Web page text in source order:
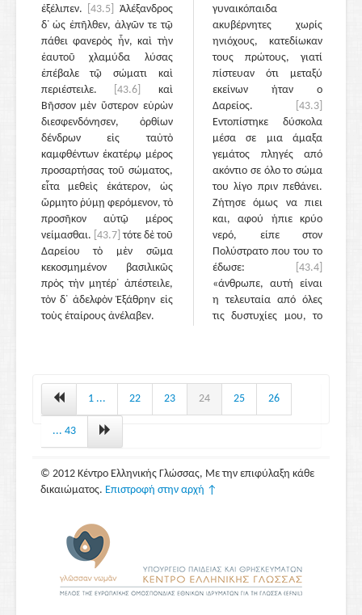
ἐξέλιπεν.
[43.5]
Ἀλέξανδρος
δ᾽ ὡς ἐπῆλθεν, ἀλγῶν τε τῷ
πάθει φανερὸς ἦν, καὶ τὴν
ἑαυτοῦ χλαμύδα λύσας
ἐπέβαλε τῷ σώματι καὶ
περιέστειλε.
[43.6]
καὶ
Βῆσσον μὲν ὕστερον εὑρὼν
διεσφενδόνησεν, ὀρθίων
δένδρων εἰς ταὐτὸ
καμφθέντων ἑκατέρῳ μέρος
προσαρτήσας τοῦ σώματος,
εἶτα μεθεὶς ἑκάτερον, ὡς
ὥρμητο ῥύμῃ φερόμενον, τὸ
προσῆκον αὐτῷ μέρος
νείμασθαι. [43.7] τότε δὲ τοῦ
Δαρείου τὸ μὲν σῶμα
κεκοσμημένον βασιλικῶς
πρὸς τὴν μητέρ᾽ ἀπέστειλε,
τὸν δ᾽ ἀδελφὸν Ἐξάθρην εἰς
τοὺς ἑταίρους ἀνέλαβεν.
γυναικόπαιδα
ακυβέρνητες χωρίς
ηνιόχους, κατεδίωκαν
τους πρώτους, γιατί
πίστευαν ότι μεταξύ
εκείνων ήταν ο
Δαρείος.
[43.3]
Εντοπίστηκε δύσκολα
μέσα σε μια άμαξα
γεμάτος πληγές από
ακόντιο σε όλο το σώμα
του λίγο πριν πεθάνει.
Ζήτησε όμως να πιει
και, αφού ήπιε κρύο
νερό, είπε στον
Πολύστρατο που του το
έδωσε:
[43.4]
«άνθρωπε, αυτή είναι
η τελευταία από όλες
τις δυστυχίες μου, το
ανταποδώσει όμως τη
χάρη ο Αλέξανδρος, και
σ᾽ αυτόν οι θεοί για την
και τα παιδιά μου·
κατέφτασε ο
Αλέξανδρος, λυπήθηκε
1 ... 22 23 24 25 26
... 43
© 2012 Κέντρο Ελληνικής Γλώσσας, Με την επιφύλαξη κάθε
δικαιώματος. Επιστροφή στην αρχή ↑